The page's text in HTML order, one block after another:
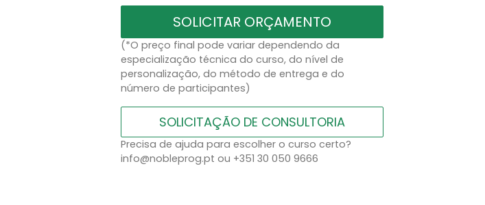
SOLICITAR ORÇAMENTO
(*O preço final pode variar dependendo da
especialização técnica do curso, do nível de
personalização, do método de entrega e do
número de participantes)
SOLICITAÇÃO DE CONSULTORIA
Precisa de ajuda para escolher o curso certo?
info@nobleprog.pt ou +351 30 050 9666